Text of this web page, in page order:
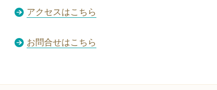
アクセスはこちら
お問合せはこちら